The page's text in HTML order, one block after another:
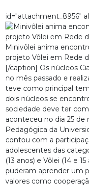
id="attachment_8956"
Minivôlei anima
projeto Vôlei em Rede
[/caption] Os núcleos
no mês passado e
teve como principal
dois núcleos se
sociedade deve ter
aconteceu no dia 25 de
Pedagógica da
contou com a
adolescentes das
(13 anos) e Vôlei (14 e
puderam aprender um
valores como